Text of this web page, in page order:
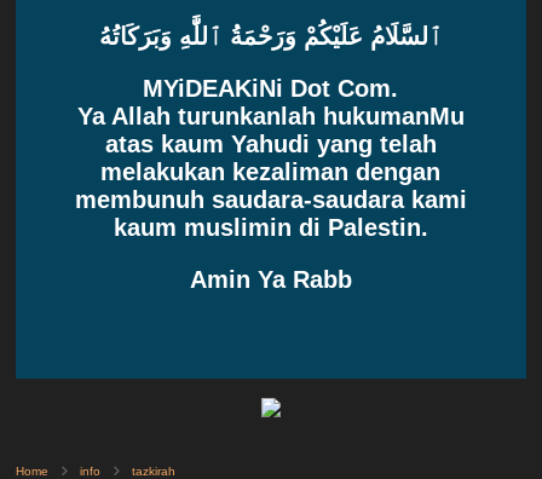
ٱلسَّلَامُ عَلَيْكُمْ وَرَحْمَةُ ٱللَّٰهِ وَبَرَكَاتُهُ
MYiDEAKiNi Dot Com.
Ya Allah turunkanlah hukumanMu
atas kaum Yahudi yang telah
melakukan kezaliman dengan
membunuh saudara-saudara kami
kaum muslimin di Palestin.
Amin Ya Rabb
Home info tazkirah